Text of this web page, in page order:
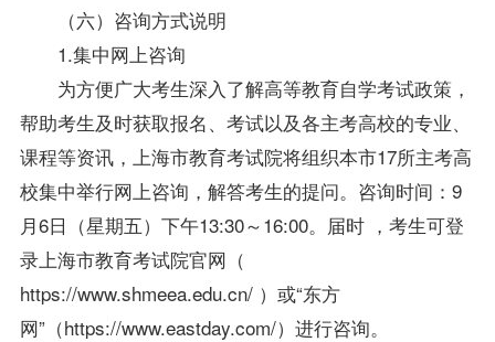
（六）咨询方式说明
1.集中网上咨询
为方便广大考生深入了解高等教育自学考试政策，
帮助考生及时获取报名、考试以及各主考高校的专业、
课程等资讯，上海市教育考试院将组织本市17所主考高
校集中举行网上咨询，解答考生的提问。咨询时间：9
月6日（星期五）下午13:30～16:00。届时 ，考生可登
录上海市教育考试院官网（
https://www.shmeea.edu.cn/ ）或“东方
网”（https://www.eastday.com/）进行咨询。